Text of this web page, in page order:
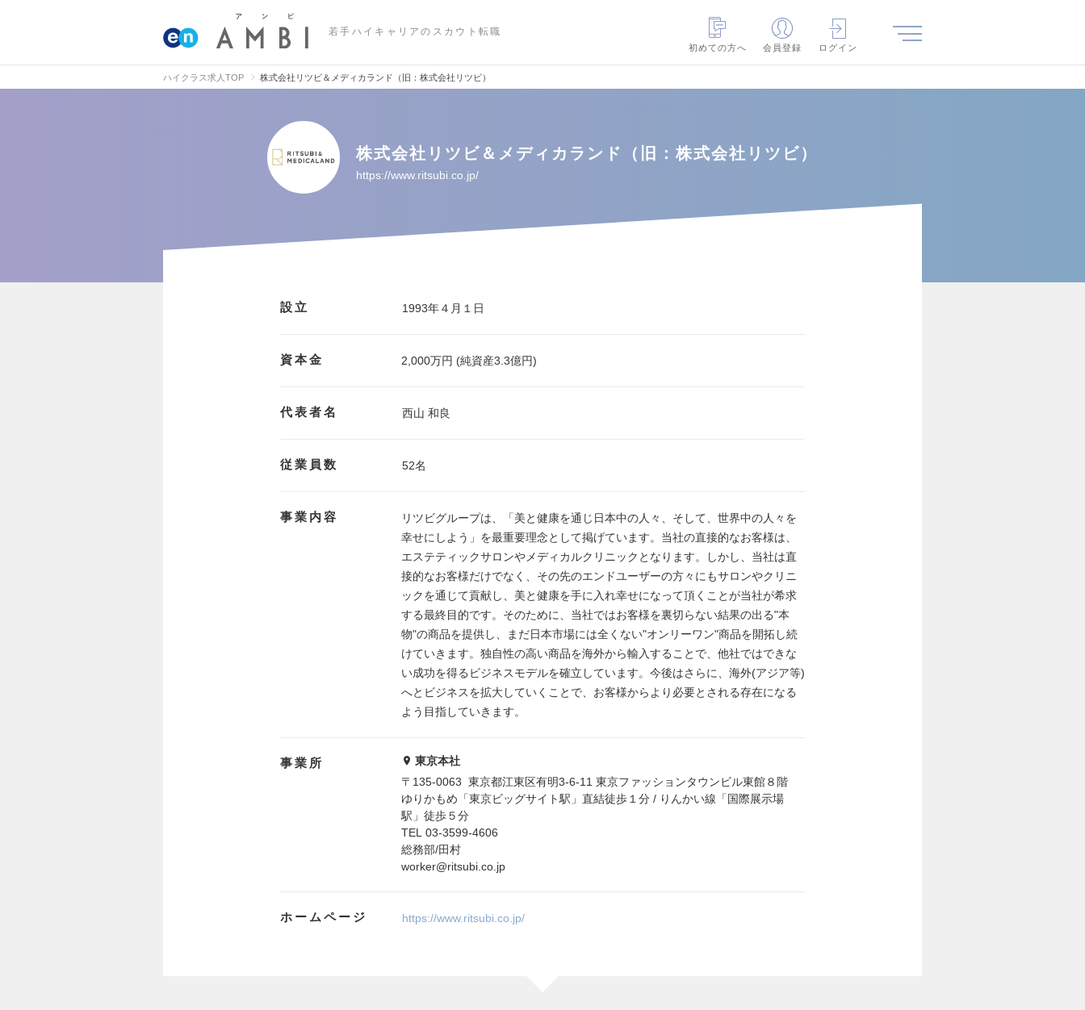
若手ハイキャリアのスカウト転職
初めての方へ
会員登録 ログイン
ハイクラス求人TOP 株式会社リツビ＆メディカランド（旧：株式会社リツビ）
株式会社リツビ＆メディカランド（旧：株式会社リツビ）
https://www.ritsubi.co.jp/
設立 1993年４月１日
資本金 2,000万円 (純資産3.3億円)
代表者名 西山 和良
従業員数 52名
事業内容
リツビグループは、「美と健康を通じ日本中の人々、そして、世界中の人々を
幸せにしよう」を最重要理念として掲げています。当社の直接的なお客様は、
エステティックサロンやメディカルクリニックとなります。しかし、当社は直
接的なお客様だけでなく、その先のエンドユーザーの方々にもサロンやクリニ
ックを通じて貢献し、美と健康を手に入れ幸せになって頂くことが当社が希求
する最終目的です。そのために、当社ではお客様を裏切らない結果の出る"本
物"の商品を提供し、まだ日本市場には全くない"オンリーワン"商品を開拓し続
けていきます。独自性の高い商品を海外から輸入することで、他社ではできな
い成功を得るビジネスモデルを確立しています。今後はさらに、海外(アジア等)
へとビジネスを拡大していくことで、お客様からより必要とされる存在になる
よう目指していきます。
事業所
東京本社
〒135-0063 東京都江東区有明3-6-11 東京ファッションタウンビル東館８階
ゆりかもめ「東京ビッグサイト駅」直結徒歩１分 / りんかい線「国際展示場
駅」徒歩５分
TEL 03-3599-4606
総務部/田村
worker@ritsubi.co.jp
ホームページ https://www.ritsubi.co.jp/